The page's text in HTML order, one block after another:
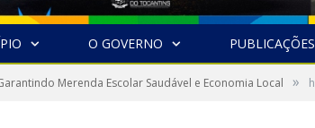
O GOVERNO PUBLICAÇÕES
Merenda Escolar Saudável e Economia Local » h